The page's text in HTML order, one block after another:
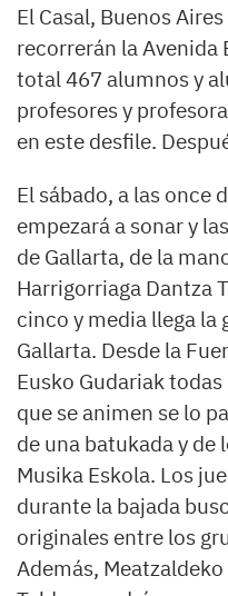
El Casal, Buenos
recorrerán la Avenida
total 467 alumnos y
profesores y
en este desfile.
El sábado, a las once
empezará a sonar y
de Gallarta, de la
Harrigorriaga Dantza
cinco y media llega la
Gallarta. Desde la
Eusko Gudariak
que se animen se lo
de una batukada y de
Musika Eskola. Los
durante la bajada
originales entre los
Además,